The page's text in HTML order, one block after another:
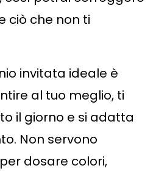
ciò che non ti
invitata ideale è
al tuo meglio, ti
il giorno e si adatta
Non servono
dosare colori,